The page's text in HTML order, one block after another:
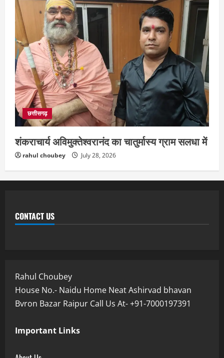
छत्तीसगढ़
शंकराचार्य अविमुक्तेश्वरानंद का चातुर्मास्य ग्राम सलधा में
rahul choubey July 28, 2026
CONTACT US
Rahul Choubey
House No.- Naidu Home Neat Ashirvad bhavan
Bvron Bazar Raipur Call Us At- +91-7000197391
Important Links